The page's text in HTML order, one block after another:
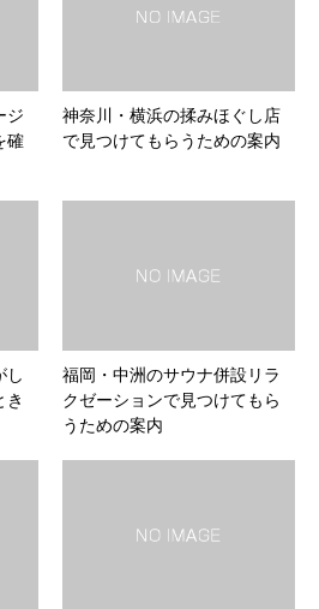
ジ
確
神奈川・横浜の揉みほぐし店
で見つけてもらうための案内
し
き
福岡・中洲のサウナ併設リラ
クゼーションで見つけてもら
うための案内